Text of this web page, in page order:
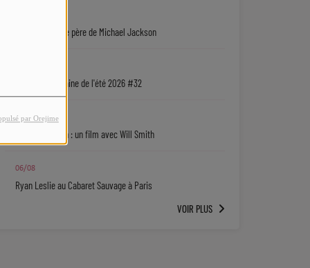
par Orejime
Une série sur le père de Michael Jackson
La playlist urbaine de l'été 2026 #32
06/08
Jaafar Jackson : un film avec Will Smith
06/08
Ryan Leslie au Cabaret Sauvage à Paris
VOIR PLUS